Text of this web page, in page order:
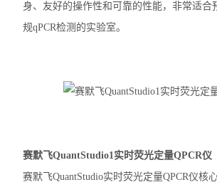
赛默飞ProFlex 3x32梯度PCR
赛默飞Countess™ 3细胞计数仪
身、友好的操作性和可靠的性能，非常适合
规qPCR检测的实验室。
赛默飞QuantStudio1实时荧光定量QPCR仪
赛默飞QuantStudio实时荧光定量QPCR仪核